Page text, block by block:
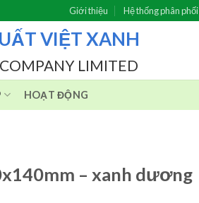
Giới thiệu Hệ thống phân phối
VIỆT XANH
LIMITED
HOẠT ĐỘNG
– xanh dương